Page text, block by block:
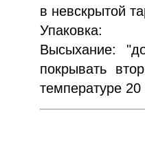
в невскрытой
Упаковка:
Высыхание:
покрывать
температуре